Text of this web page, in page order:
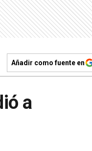
Añadir como fuente en
a